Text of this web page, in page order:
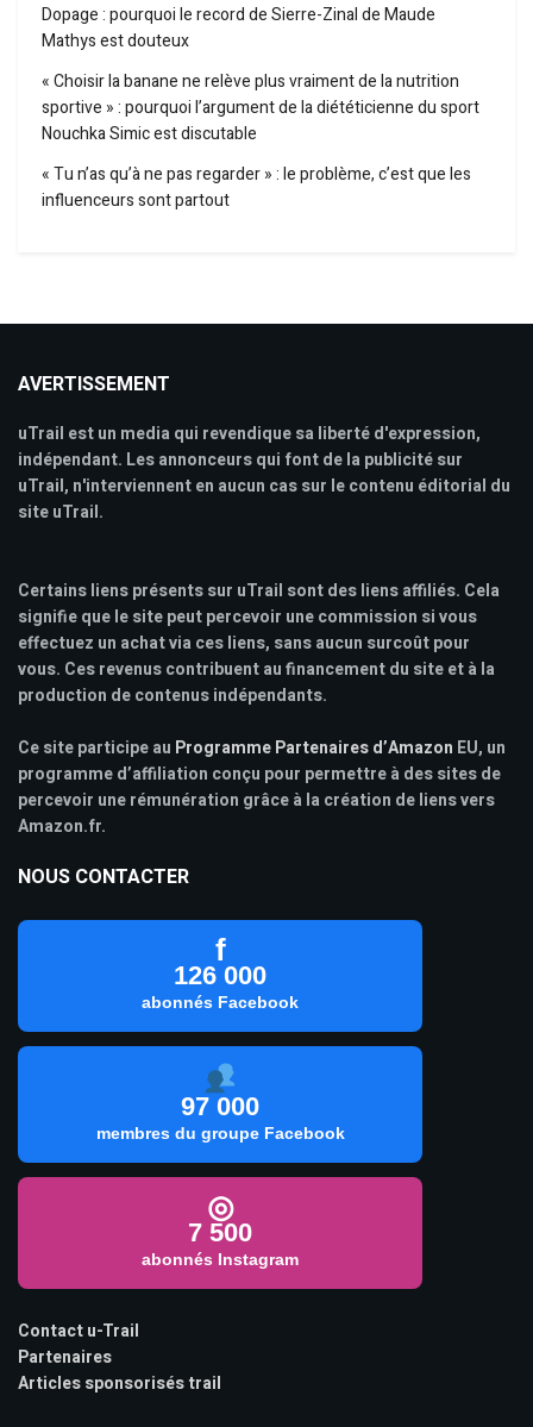
Dopage : pourquoi le record de Sierre-Zinal de Maude
Mathys est douteux
« Choisir la banane ne relève plus vraiment de la nutrition
sportive » : pourquoi l’argument de la diététicienne du sport
Nouchka Simic est discutable
« Tu n’as qu’à ne pas regarder » : le problème, c’est que les
influenceurs sont partout
AVERTISSEMENT
uTrail est un media qui revendique sa liberté d'expression,
indépendant. Les annonceurs qui font de la publicité sur
uTrail, n'interviennent en aucun cas sur le contenu éditorial du
site uTrail.
Certains liens présents sur uTrail sont des liens affiliés. Cela
signifie que le site peut percevoir une commission si vous
effectuez un achat via ces liens, sans aucun surcoût pour
vous. Ces revenus contribuent au financement du site et à la
production de contenus indépendants.
Ce site participe au Programme Partenaires d’Amazon EU, un
programme d’affiliation conçu pour permettre à des sites de
percevoir une rémunération grâce à la création de liens vers
Amazon.fr.
NOUS CONTACTER
f
126 000
abonnés Facebook
97 000
membres du groupe Facebook
◎
7 500
abonnés Instagram
Contact u-Trail
Partenaires
Articles sponsorisés trail